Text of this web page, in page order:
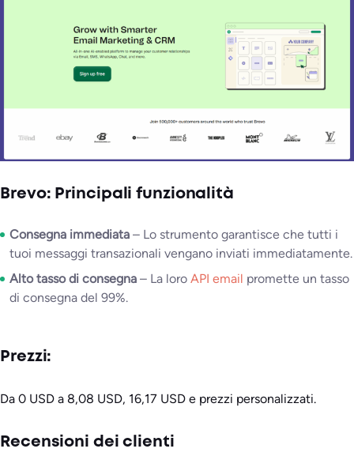
Brevo: Principali funzionalità
Consegna immediata – Lo strumento garantisce che tutti i
tuoi messaggi transazionali vengano inviati immediatamente.
Alto tasso di consegna – La loro API email promette un tasso
di consegna del 99%.
Prezzi:
Da 0 USD a 8,08 USD, 16,17 USD e prezzi personalizzati.
Recensioni dei clienti